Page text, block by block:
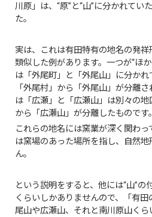
川原」は、“原”と“山”に分かれてい
た。
実は、これは有田特有の地名の発
類似した例があります。一つが“ほ
は「外尾町」と「外尾山」に分か
「外尾村」から「外尾山」が分離
は「広瀬」と「広瀬山」は別々の地
から「広瀬山」が分離したものです。
これらの地名には窯業が深く関わっ
は窯場のあった場所を指し、自然
ん。
という説明をすると、他には“山”
くらいしかありませんので、「有
尾山や広瀬山、それと南川原山くら